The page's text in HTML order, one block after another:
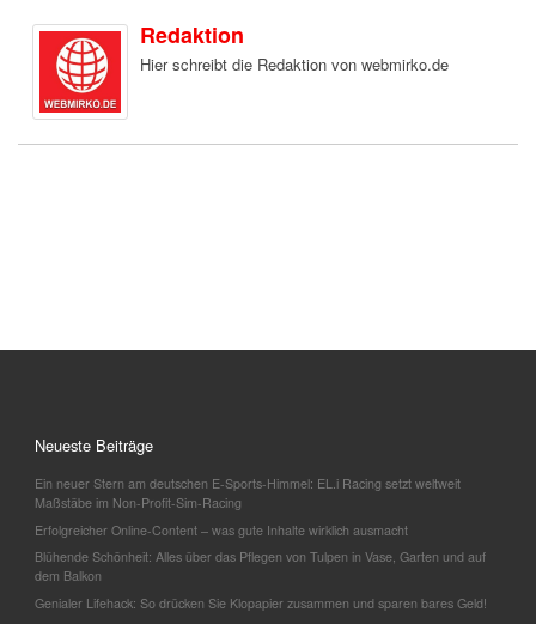
Redaktion
Hier schreibt die Redaktion von webmirko.de
Neueste Beiträge
Ein neuer Stern am deutschen E-Sports-Himmel: EL.i Racing setzt weltweit
Maßstäbe im Non-Profit-Sim-Racing
Erfolgreicher Online-Content – was gute Inhalte wirklich ausmacht
Blühende Schönheit: Alles über das Pflegen von Tulpen in Vase, Garten und auf
dem Balkon
Genialer Lifehack: So drücken Sie Klopapier zusammen und sparen bares Geld!